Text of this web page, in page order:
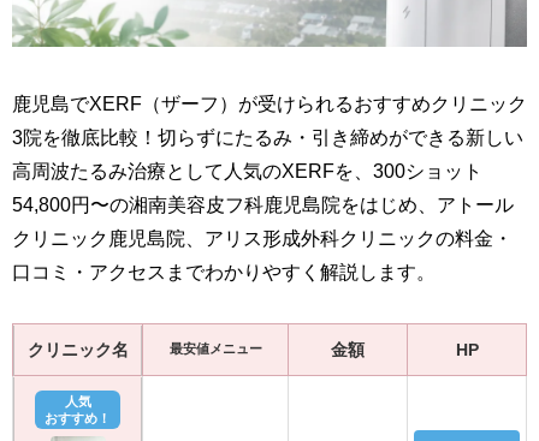
鹿児島でXERF（ザーフ）が受けられるおすすめクリニック
3院を徹底比較！切らずにたるみ・引き締めができる新しい
高周波たるみ治療として人気のXERFを、300ショット
54,800円〜の湘南美容皮フ科鹿児島院をはじめ、アトール
クリニック鹿児島院、アリス形成外科クリニックの料金・
口コミ・アクセスまでわかりやすく解説します。
クリニック名 最安値メニュー 金額 HP
人気
おすすめ！